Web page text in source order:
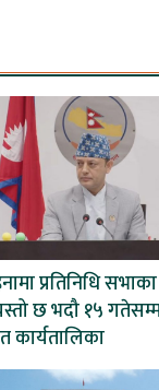
प्रतिनिधि
छ भदौ १५
कार्यतालिका